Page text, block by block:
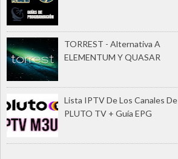
TORREST - Alternativa A
ELEMENTUM Y QUASAR
Lista IPTV De Los Canales De
PLUTO TV + Guía EPG